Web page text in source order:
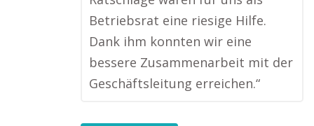
Betriebsrat eine riesige Hilfe.
Dank ihm konnten wir eine
bessere Zusammenarbeit mit der
Geschäftsleitung erreichen.“